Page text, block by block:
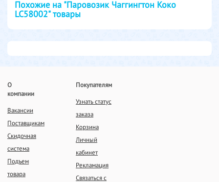
Похожие на "Паровозик Чаггингтон Коко
LC58002" товары
О
компании
Вакансии
Поставщикам
Скидочная
система
Подъем
товара
Покупателям
Узнать статус
заказа
Корзина
Личный
кабинет
Рекламация
Связаться с